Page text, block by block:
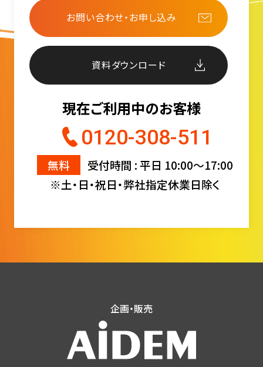
お問い合わせ・お申し込み
資料ダウンロード
現在ご利用中のお客様
0120-308-511
無料
受付時間 : 平日 10:00〜17:00
※土・日・祝日・弊社指定休業日除く
企画・販売